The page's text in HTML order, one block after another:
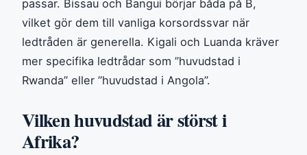
passar. Bissau och Bangui börjar båda på B,
vilket gör dem till vanliga korsordssvar när
ledtråden är generella. Kigali och Luanda kräver
mer specifika ledtrådar som ”huvudstad i
Rwanda” eller ”huvudstad i Angola”.
Vilken huvudstad är störst i
Afrika?